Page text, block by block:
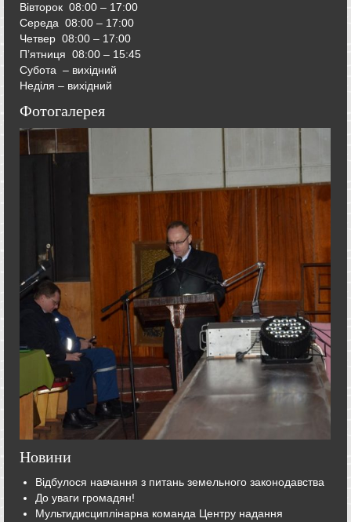
Вівторок 08:00 – 17:00
Середа 08:00 – 17:00
Четвер 08:00 – 17:00
П’ятниця 08:00 – 15:45
Субота – вихідний
Неділя – вихідний
Фотогалерея
Новини
Відбулося навчання з питань земельного законодавства
До уваги громадян!
Мультидисциплінарна команда Центру надання